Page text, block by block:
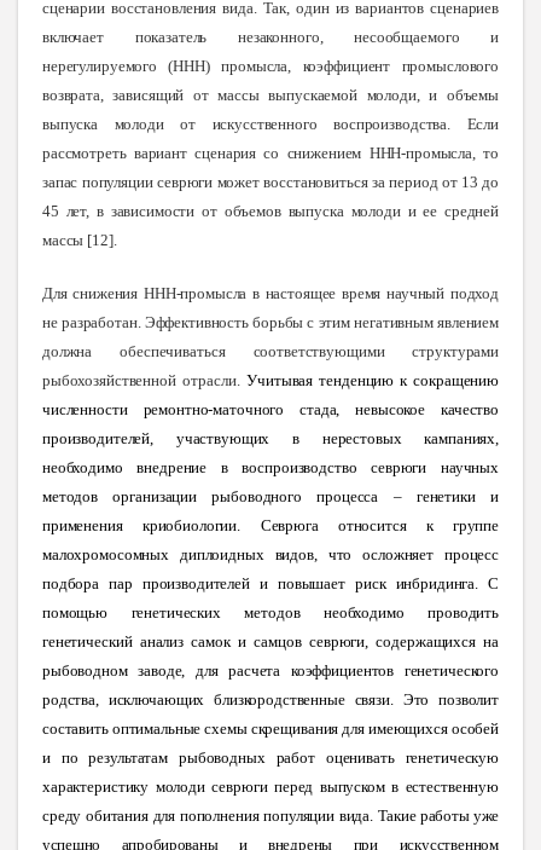
сценарии восстановления вида. Так, один из вариантов сценариев
включает показатель незаконного, несообщаемого и
нерегулируемого (ННН) промысла, коэффициент промыслового
возврата, зависящий от массы выпускаемой молоди, и объемы
выпуска молоди от искусственного воспроизводства. Если
рассмотреть вариант сценария со снижением ННН-промысла, то
запас популяции севрюги может восстановиться за период от 13 до
45 лет, в зависимости от объемов выпуска молоди и ее средней
массы [12].
Для снижения ННН-промысла в настоящее время научный подход
не разработан. Эффективность борьбы с этим негативным явлением
должна обеспечиваться соответствующими структурами
рыбохозяйственнойотрасли.Учитывая тенденцию к сокращению
численности ремонтно-маточного стада, невысокое качество
производителей, участвующих в нерестовых кампаниях,
необходимо внедрение в воспроизводство севрюги научных
методов организации рыбоводного процесса – генетики и
применения криобиологии. Севрюга относится к группе
малохромосомных диплоидных видов, что осложняет процесс
подбора пар производителей и повышает риск инбридинга. С
помощью генетических методов необходимо проводить
генетический анализ самок и самцов севрюги, содержащихся на
рыбоводном заводе, для расчета коэффициентов генетического
родства, исключающих близкородственные связи. Это позволит
составить оптимальные схемы скрещивания для имеющихся особей
и по результатам рыбоводных работ оценивать генетическую
характеристику молоди севрюги перед выпуском в естественную
среду обитания для пополнения популяции вида. Такие работы уже
успешно апробированы и внедрены при искусственном